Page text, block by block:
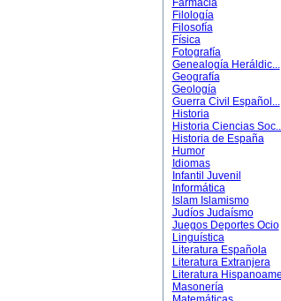
Farmacia
Filología
Filosofía
Física
Fotografía
Genealogía Heráldic...
Geografía
Geología
Guerra Civil Español...
Historia
Historia Ciencias
Historia de España
Humor
Idiomas
Infantil Juvenil
Informática
Islam Islamismo
Judíos Judaísmo
Juegos Deportes Ocio
Linguística
Literatura Española
Literatura Extranjera
Literatura
Masonería